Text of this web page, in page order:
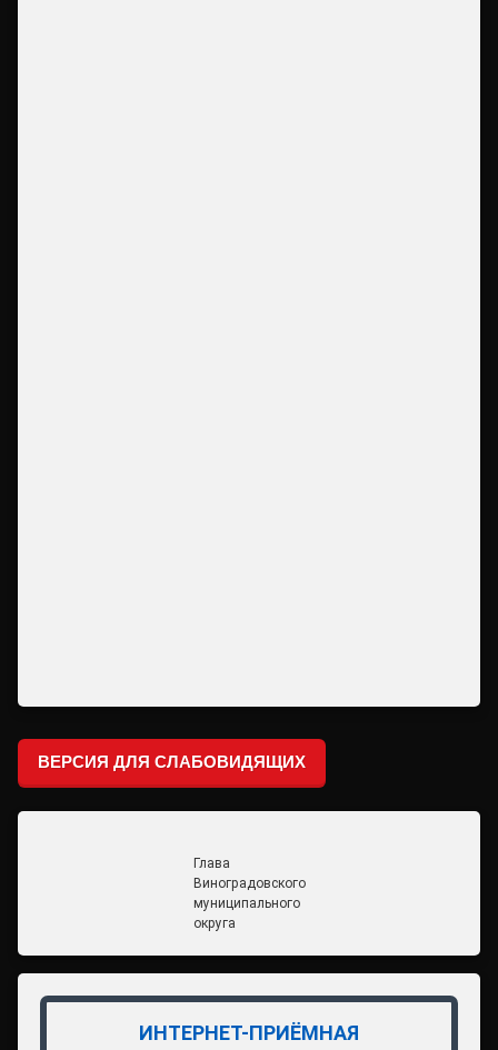
ВЕРСИЯ ДЛЯ СЛАБОВИДЯЩИХ
Глава
Виноградовского
муниципального
округа
ИНТЕРНЕТ-ПРИЁМНАЯ